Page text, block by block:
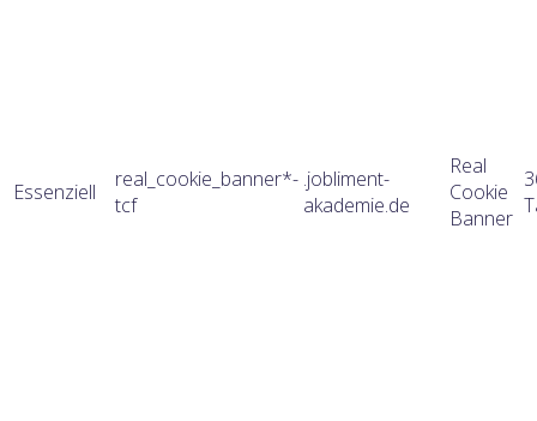
Essenziell
real_cookie_banner*-
tcf
.jobliment-
akademie.de
Real
Cookie
Banner